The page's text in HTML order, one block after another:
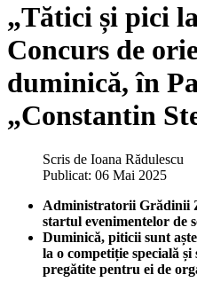
„Tătici și pici
Concurs de
duminică, în
„Constantin
Scris de Ioana Rădulescu
Publicat: 06 Mai 2025
Administratorii Grădinii
startul evenimentelor de
Duminică, piticii sunt
la o competiție specială
pregătite pentru ei de